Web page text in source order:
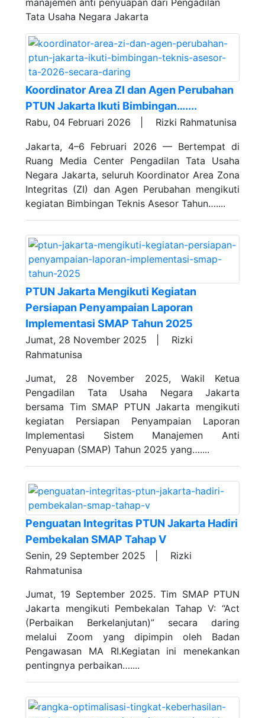
manajemen anti penyuapan dari Pengadilan
Tata Usaha Negara Jakarta
Koordinator Area ZI dan Agen Perubahan
PTUN Jakarta Ikuti Bimbingan…....
Rabu, 04 Februari 2026 | Rizki Rahmatunisa
Jakarta, 4–6 Februari 2026 — Bertempat di
Ruang Media Center Pengadilan Tata Usaha
Negara Jakarta, seluruh Koordinator Area Zona
Integritas (ZI) dan Agen Perubahan mengikuti
kegiatan Bimbingan Teknis Asesor Tahun…....
PTUN Jakarta Mengikuti Kegiatan
Persiapan Penyampaian Laporan
Implementasi SMAP Tahun 2025
Jumat, 28 November 2025 |
Rizki
Rahmatunisa
Jumat, 28 November 2025, Wakil Ketua
Pengadilan Tata Usaha Negara Jakarta
bersama Tim SMAP PTUN Jakarta mengikuti
kegiatan Persiapan Penyampaian Laporan
Implementasi Sistem Manajemen Anti
Penyuapan (SMAP) Tahun 2025 yang…....
Penguatan Integritas PTUN Jakarta Hadiri
Pembekalan SMAP Tahap V
Senin, 29 September 2025 |
Rizki
Rahmatunisa
Jumat, 19 September 2025. Tim SMAP PTUN
Jakarta mengikuti Pembekalan Tahap V: “Act
(Perbaikan Berkelanjutan)” secara daring
melalui Zoom yang dipimpin oleh Badan
Pengawasan MA RI.Kegiatan ini menekankan
pentingnya perbaikan…....